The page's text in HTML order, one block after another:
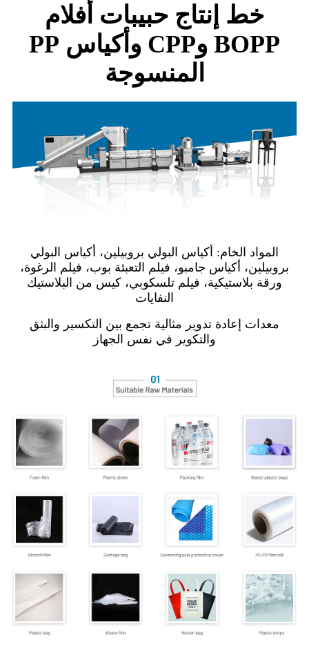
خط إنتاج حبيبات أفلام
BOPP وCPP وأكياس PP
المنسوجة
المواد الخام: أكياس البولي بروبيلين، أكياس البولي
بروبيلين، أكياس جامبو، فيلم التعبئة بوب، فيلم الرغوة،
ورقة بلاستيكية، فيلم تلسكوبي، كيس من البلاستيك
النفايات
معدات إعادة تدوير مثالية تجمع بين التكسير والبثق
والتكوير في نفس الجهاز